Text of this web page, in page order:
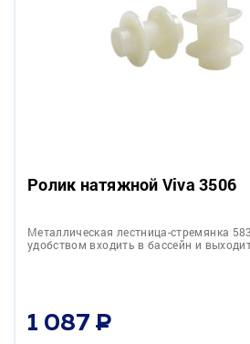
Ролик натяжной Viva 3506
Металлическая лестница-стремянка
удобством входить в бассейн и
1 087